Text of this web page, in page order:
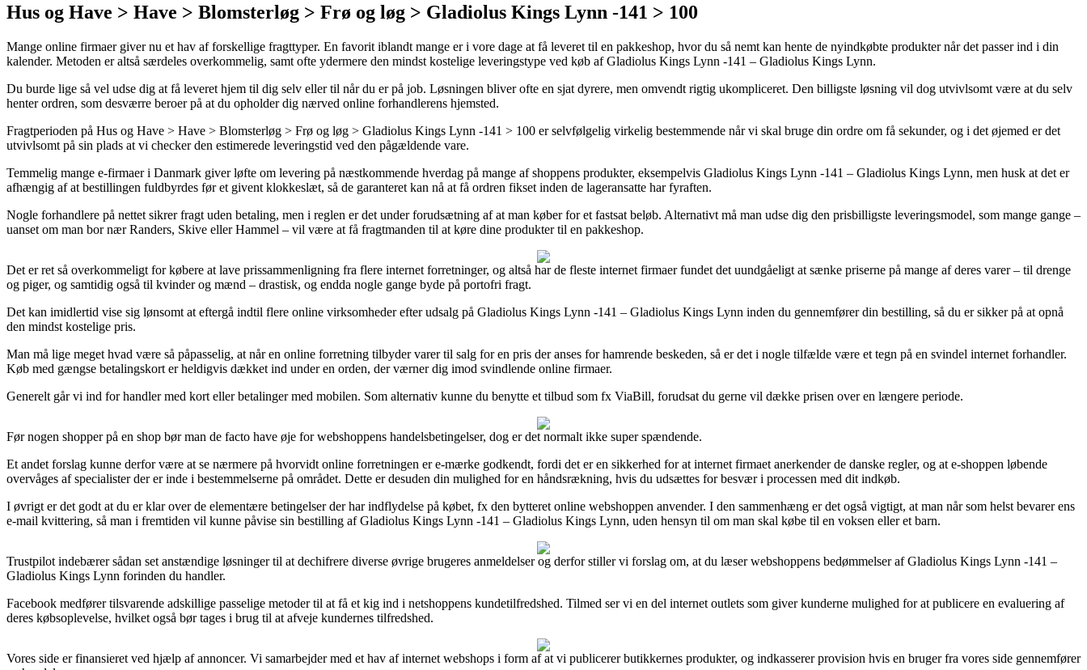
Hus og Have > Have > Blomsterløg > Frø og løg > Gladiolus Kings Lynn -141 > 100
Mange online firmaer giver nu et hav af forskellige fragttyper. En favorit iblandt mange er i vore dage at få leveret til en pakkeshop, hvor du så nemt kan hente de nyindkøbte produkter når det passer ind i din
kalender. Metoden er altså særdeles overkommelig, samt ofte ydermere den mindst kostelige leveringstype ved køb af Gladiolus Kings Lynn -141 – Gladiolus Kings Lynn.
Du burde lige så vel udse dig at få leveret hjem til dig selv eller til når du er på job. Løsningen bliver ofte en sjat dyrere, men omvendt rigtig ukompliceret. Den billigste løsning vil dog utvivlsomt være at du selv
henter ordren, som desværre beroer på at du opholder dig nærved online forhandlerens hjemsted.
Fragtperioden på Hus og Have > Have > Blomsterløg > Frø og løg > Gladiolus Kings Lynn -141 > 100 er selvfølgelig virkelig bestemmende når vi skal bruge din ordre om få sekunder, og i det øjemed er det
utvivlsomt på sin plads at vi checker den estimerede leveringstid ved den pågældende vare.
Temmelig mange e-firmaer i Danmark giver løfte om levering på næstkommende hverdag på mange af shoppens produkter, eksempelvis Gladiolus Kings Lynn -141 – Gladiolus Kings Lynn, men husk at det er
afhængig af at bestillingen fuldbyrdes før et givent klokkeslæt, så de garanteret kan nå at få ordren fikset inden de lageransatte har fyraften.
Nogle forhandlere på nettet sikrer fragt uden betaling, men i reglen er det under forudsætning af at man køber for et fastsat beløb. Alternativt må man udse dig den prisbilligste leveringsmodel, som mange gange –
uanset om man bor nær Randers, Skive eller Hammel – vil være at få fragtmanden til at køre dine produkter til en pakkeshop.
Det er ret så overkommeligt for købere at lave prissammenligning fra flere internet forretninger, og altså har de fleste internet firmaer fundet det uundgåeligt at sænke priserne på mange af deres varer – til drenge
og piger, og samtidig også til kvinder og mænd – drastisk, og endda nogle gange byde på portofri fragt.
Det kan imidlertid vise sig lønsomt at eftergå indtil flere online virksomheder efter udsalg på Gladiolus Kings Lynn -141 – Gladiolus Kings Lynn inden du gennemfører din bestilling, så du er sikker på at opnå
den mindst kostelige pris.
Man må lige meget hvad være så påpasselig, at når en online forretning tilbyder varer til salg for en pris der anses for hamrende beskeden, så er det i nogle tilfælde være et tegn på en svindel internet forhandler.
Køb med gængse betalingskort er heldigvis dækket ind under en orden, der værner dig imod svindlende online firmaer.
Generelt går vi ind for handler med kort eller betalinger med mobilen. Som alternativ kunne du benytte et tilbud som fx ViaBill, forudsat du gerne vil dække prisen over en længere periode.
Før nogen shopper på en shop bør man de facto have øje for webshoppens handelsbetingelser, dog er det normalt ikke super spændende.
Et andet forslag kunne derfor være at se nærmere på hvorvidt online forretningen er e-mærke godkendt, fordi det er en sikkerhed for at internet firmaet anerkender de danske regler, og at e-shoppen løbende
overvåges af specialister der er inde i bestemmelserne på området. Dette er desuden din mulighed for en håndsrækning, hvis du udsættes for besvær i processen med dit indkøb.
I øvrigt er det godt at du er klar over de elementære betingelser der har indflydelse på købet, fx den bytteret online webshoppen anvender. I den sammenhæng er det også vigtigt, at man når som helst bevarer ens
e-mail kvittering, så man i fremtiden vil kunne påvise sin bestilling af Gladiolus Kings Lynn -141 – Gladiolus Kings Lynn, uden hensyn til om man skal købe til en voksen eller et barn.
Trustpilot indebærer sådan set anstændige løsninger til at dechifrere diverse øvrige brugeres anmeldelser og derfor stiller vi forslag om, at du læser webshoppens bedømmelser af Gladiolus Kings Lynn -141 –
Gladiolus Kings Lynn forinden du handler.
Facebook medfører tilsvarende adskillige passelige metoder til at få et kig ind i netshoppens kundetilfredshed. Tilmed ser vi en del internet outlets som giver kunderne mulighed for at publicere en evaluering af
deres købsoplevelse, hvilket også bør tages i brug til at afveje kundernes tilfredshed.
Vores side er finansieret ved hjælp af annoncer. Vi samarbejder med et hav af internet webshops i form af at vi publicerer butikkernes produkter, og indkasserer provision hvis en bruger fra vores side gennemfører